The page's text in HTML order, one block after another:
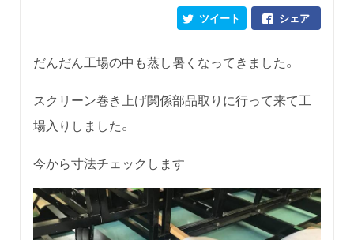
シェア
ツイート
だんだん工場の中も蒸し暑くなってきました。
スクリーン巻き上げ関係部品取りに行って来て工
場入りしました。
今から寸法チェックします